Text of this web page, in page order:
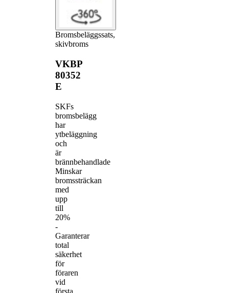
Bromsbeläggssats,
skivbroms
VKBP
80352
E
SKFs
bromsbelägg
har
ytbeläggning
och
är
brännbehandlade
Minskar
bromssträckan
med
upp
till
20%
-
Garanterar
total
säkerhet
för
föraren
vid
första